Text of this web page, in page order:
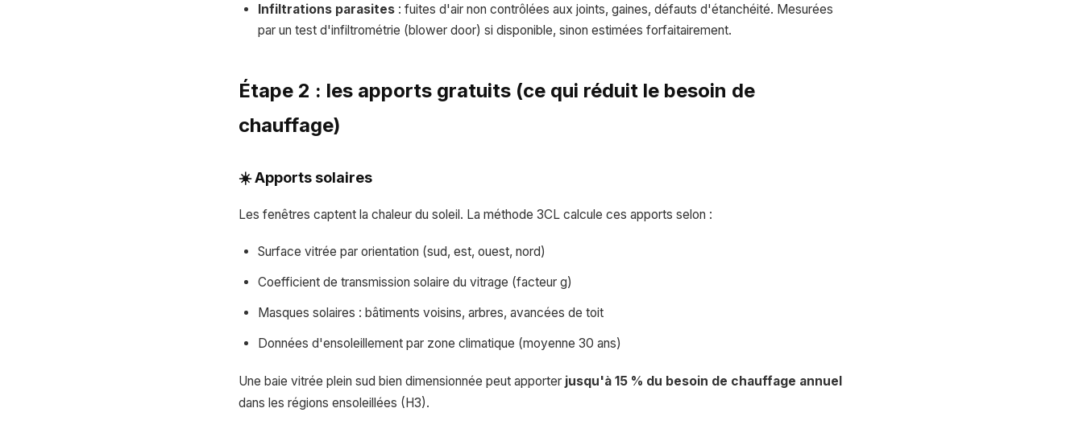
Infiltrations parasites : fuites d'air non contrôlées aux joints, gaines, défauts d'étanchéité. Mesurées
par un test d'infiltrométrie (blower door) si disponible, sinon estimées forfaitairement.
Étape 2 : les apports gratuits (ce qui réduit le besoin de
chauffage)
☀️ Apports solaires
Les fenêtres captent la chaleur du soleil. La méthode 3CL calcule ces apports selon :
Surface vitrée par orientation (sud, est, ouest, nord)
Coefficient de transmission solaire du vitrage (facteur g)
Masques solaires : bâtiments voisins, arbres, avancées de toit
Données d'ensoleillement par zone climatique (moyenne 30 ans)
Une baie vitrée plein sud bien dimensionnée peut apporter jusqu'à 15 % du besoin de chauffage annuel
dans les régions ensoleillées (H3).